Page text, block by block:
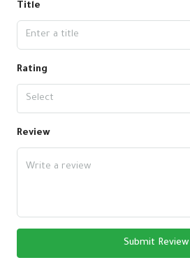
Title
Rating
Select
Review
Submit Review